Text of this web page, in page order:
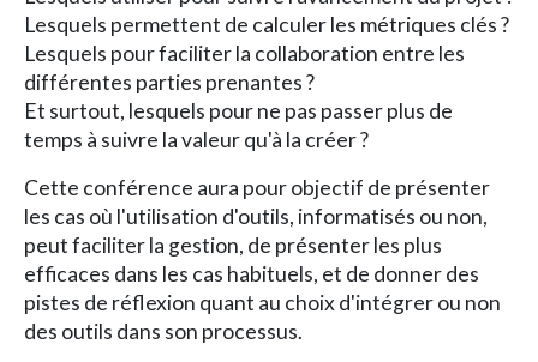
Lesquels permettent de calculer les métriques clés ?
Lesquels pour faciliter la collaboration entre les
différentes parties prenantes ?
Et surtout, lesquels pour ne pas passer plus de
temps à suivre la valeur qu'à la créer ?
Cette conférence aura pour objectif de présenter
les cas où l'utilisation d'outils, informatisés ou non,
peut faciliter la gestion, de présenter les plus
efficaces dans les cas habituels, et de donner des
pistes de réflexion quant au choix d'intégrer ou non
des outils dans son processus.